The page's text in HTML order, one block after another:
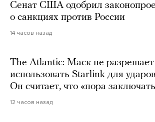
Сенат США одобрил
о санкциях против России
14 часов назад
The Atlantic: Маск не
использовать Starlink для
Он считает, что «пора
12 часов назад